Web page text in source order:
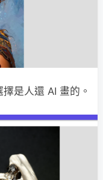
是人還 AI 畫的。